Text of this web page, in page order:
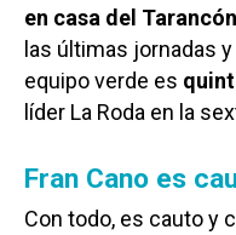
en casa del Tarancón
las últimas jornadas
equipo verde es
líder La Roda en la
Fran Cano es
Con todo, es cauto y